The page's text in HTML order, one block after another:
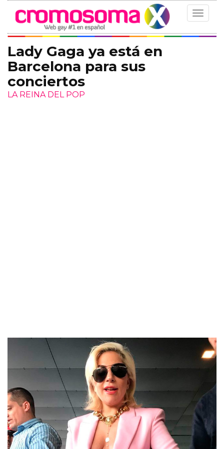
Toggle
Lady Gaga ya está en
Barcelona para sus
conciertos
LA REINA DEL POP